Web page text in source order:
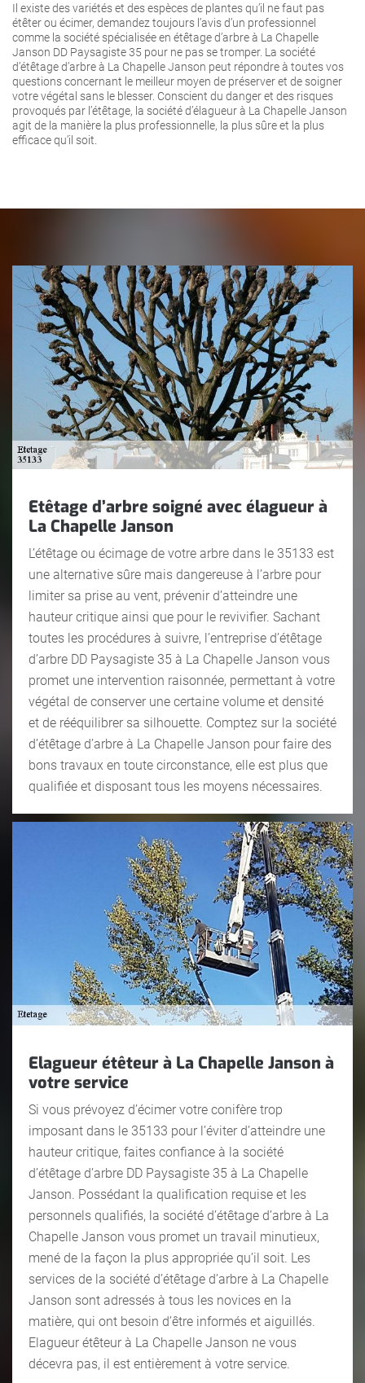
Il existe des variétés et des espèces de plantes qu’il ne faut pas
étêter ou écimer, demandez toujours l’avis d’un professionnel
comme la société spécialisée en étêtage d’arbre à La Chapelle
Janson DD Paysagiste 35 pour ne pas se tromper. La société
d’étêtage d’arbre à La Chapelle Janson peut répondre à toutes vos
questions concernant le meilleur moyen de préserver et de soigner
votre végétal sans le blesser. Conscient du danger et des risques
provoqués par l’étêtage, la société d’élagueur à La Chapelle Janson
agit de la manière la plus professionnelle, la plus sûre et la plus
efficace qu’il soit.
Etêtage d’arbre soigné avec élagueur à
La Chapelle Janson
L’étêtage ou écimage de votre arbre dans le 35133 est
une alternative sûre mais dangereuse à l’arbre pour
limiter sa prise au vent, prévenir d’atteindre une
hauteur critique ainsi que pour le revivifier. Sachant
toutes les procédures à suivre, l’entreprise d’étêtage
d’arbre DD Paysagiste 35 à La Chapelle Janson vous
promet une intervention raisonnée, permettant à votre
végétal de conserver une certaine volume et densité
et de rééquilibrer sa silhouette. Comptez sur la société
d’étêtage d’arbre à La Chapelle Janson pour faire des
bons travaux en toute circonstance, elle est plus que
qualifiée et disposant tous les moyens nécessaires.
Elagueur étêteur à La Chapelle Janson à
votre service
Si vous prévoyez d’écimer votre conifère trop
imposant dans le 35133 pour l’éviter d’atteindre une
hauteur critique, faites confiance à la société
d’étêtage d’arbre DD Paysagiste 35 à La Chapelle
Janson. Possédant la qualification requise et les
personnels qualifiés, la société d’étêtage d’arbre à La
Chapelle Janson vous promet un travail minutieux,
mené de la façon la plus appropriée qu’il soit. Les
services de la société d’étêtage d’arbre à La Chapelle
Janson sont adressés à tous les novices en la
matière, qui ont besoin d’être informés et aiguillés.
Elagueur étêteur à La Chapelle Janson ne vous
décevra pas, il est entièrement à votre service.